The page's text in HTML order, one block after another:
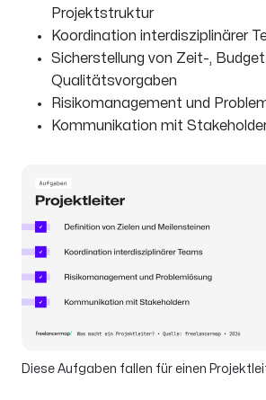
Projektstruktur
Koordination interdisziplinärer
Sicherstellung von Zeit-,
Qualitätsvorgaben
Risikomanagement und
Kommunikation mit
Diese Aufgaben fallen für einen